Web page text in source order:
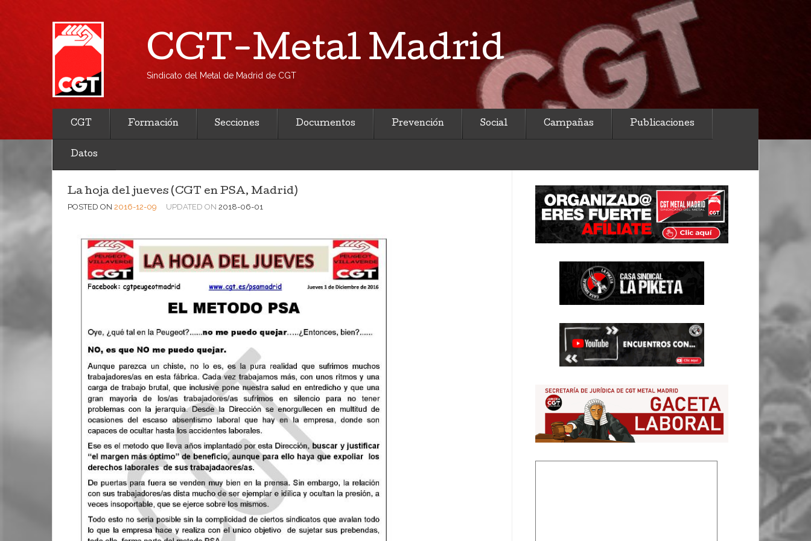
CGT-Metal Madrid
Sindicato del Metal de Madrid de CGT
CGT Formación Secciones Documentos Prevención Social Campañas Publicaciones
Datos
La hoja del jueves (CGT en PSA, Madrid)
POSTED ON 2016-12-09 UPDATED ON 2018-06-01